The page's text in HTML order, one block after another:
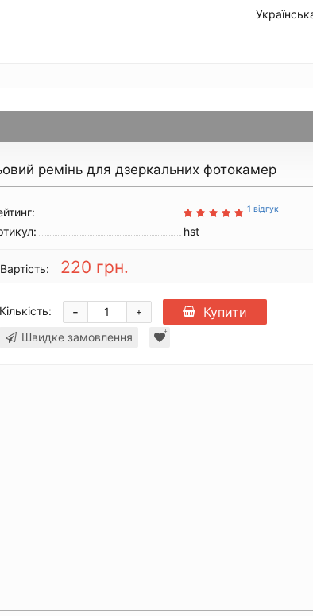
ремінь для дзеркальних фотокамер
1 відгук
hst
Вартість: 220 грн.
Кількість: +
- Купити
Швидке замовлення